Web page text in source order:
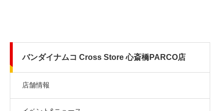
バンダイナムコ Cross Store 心斎橋PARCO店
店舗情報